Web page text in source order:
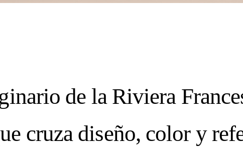
—
to our
de la Riviera
cruza diseño, color y